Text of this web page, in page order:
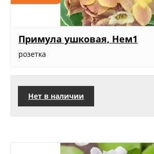
Примула ушковая, Нем1
розетка
Нет в наличии